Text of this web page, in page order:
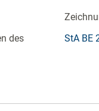
des
StA BE